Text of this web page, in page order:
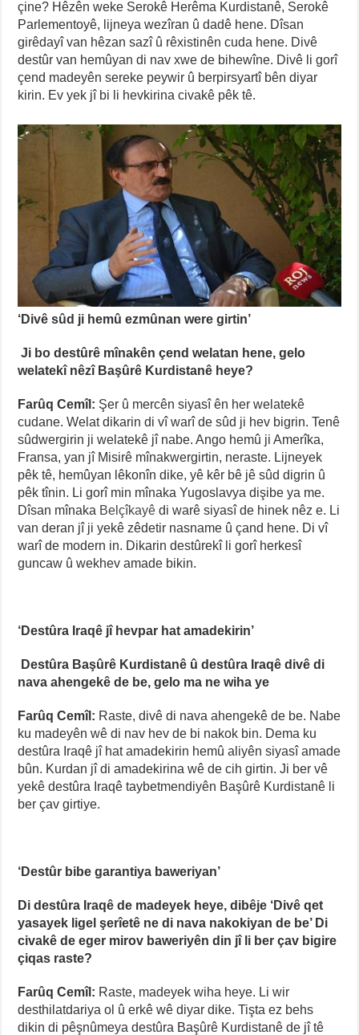
çine? Hêzên weke Serokê Herêma Kurdistanê, Serokê
Parlementoyê, lijneya wezîran û dadê hene. Dîsan
girêdayî van hêzan sazî û rêxistinên cuda hene. Divê
destûr van hemûyan di nav xwe de bihewîne. Divê li gorî
çend madeyên sereke peywir û berpirsyartî bên diyar
kirin. Ev yek jî bi li hevkirina civakê pêk tê.
‘Divê sûd ji hemû ezmûnan were girtin’
Ji bo destûrê mînakên çend welatan hene, gelo
welatekî nêzî Başûrê Kurdistanê heye?
Farûq Cemîl: Şer û mercên siyasî ên her welatekê
cudane. Welat dikarin di vî warî de sûd ji hev bigrin. Tenê
sûdwergirin ji welatekê jî nabe. Ango hemû ji Amerîka,
Fransa, yan jî Misirê mînakwergirtin, neraste. Lijneyek
pêk tê, hemûyan lêkonîn dike, yê kêr bê jê sûd digrin û
pêk tînin. Li gorî min mînaka Yugoslavya dişibe ya me.
Dîsan mînaka Belçîkayêdi warê siyasî de hinek nêz e. Li
van deran jî ji yekê zêdetir nasname û çand hene. Di vî
warî de modern in. Dikarin destûrekî li gorî herkesî
guncaw û wekhev amade bikin.
‘Destûra Iraqê jî hevpar hat amadekirin’
Destûra Başûrê Kurdistanê û destûra Iraqê divê di
nava ahengekê de be, gelo ma ne wiha ye
Farûq Cemîl: Raste, divê di nava ahengekê de be. Nabe
ku madeyên wê di nav hev de bi nakok bin. Dema ku
destûra Iraqê jî hat amadekirin hemû aliyên siyasî amade
bûn. Kurdan jî di amadekirina wê de cih girtin. Ji ber vê
yekê destûra Iraqê taybetmendiyên Başûrê Kurdistanê li
ber çav girtiye.
‘Destûr bibe garantiya baweriyan’
Di destûra Iraqê de madeyek heye, dibêje ‘Divê qet
yasayek ligel şerîetê ne di nava nakokiyan de be’ Di
civakê de eger mirov baweriyên din jî li ber çav bigire
çiqas raste?
Farûq Cemîl: Raste, madeyek wiha heye. Li wir
desthilatdariya ol û erkê wê diyar dike. Tişta ez behs
dikin di pêşnûmeya destûra Başûrê Kurdistanê de jî tê